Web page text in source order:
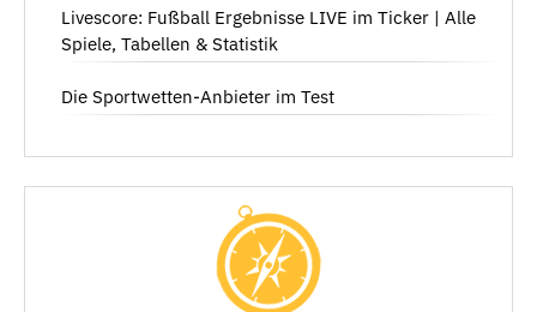
Livescore: Fußball Ergebnisse LIVE im Ticker | Alle
Spiele, Tabellen & Statistik
Die Sportwetten-Anbieter im Test